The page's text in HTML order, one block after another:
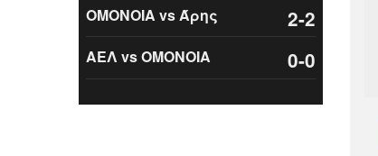
ΟΜΟΝΟΙΑ vs Άρης 2-2
ΑΕΛ vs ΟΜΟΝΟΙΑ 0-0